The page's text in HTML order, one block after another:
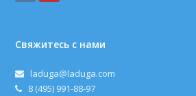
Свяжитесь с нами
laduga@laduga.com
8 (495) 991-88-97